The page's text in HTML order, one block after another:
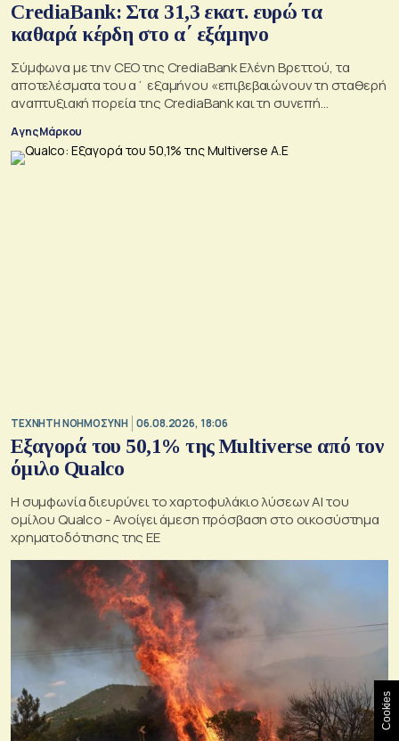
CrediaBank: Στα 31,3 εκατ. ευρώ τα
καθαρά κέρδη στο α΄ εξάμηνο
Σύμφωνα με την CEO της CrediaBank Ελένη Βρεττού, τα
αποτελέσματα του α΄ εξαμήνου «επιβεβαιώνουν τη σταθερή
αναπτυξιακή πορεία της CrediaBank και τη συνεπή
Αγης Μάρκου
TΕΧΝΗΤΗ ΝΟΗΜΟΣΥΝΗ 06.08.2026, 18:06
Εξαγορά του 50,1% της Multiverse από τον
όμιλο Qualco
Η συμφωνία διευρύνει το χαρτοφυλάκιο λύσεων ΑΙ του
ομίλου Qualco - Ανοίγει άμεση πρόσβαση στο οικοσύστημα
χρηματοδότησης της ΕΕ
Cookies